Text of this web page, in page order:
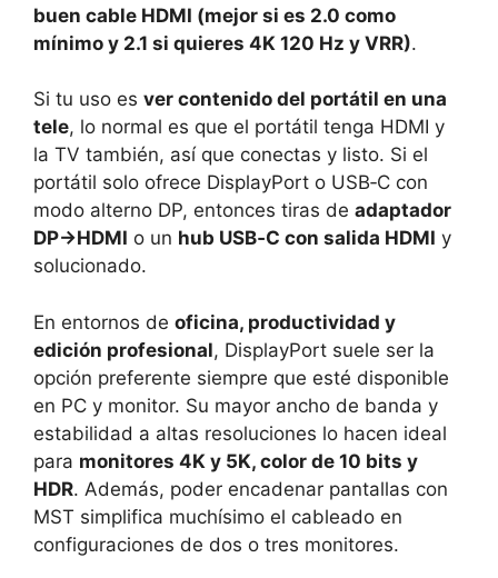
buen cable HDMI (mejor si es 2.0 como
mínimo y 2.1 si quieres 4K 120 Hz y VRR).
Si tu uso es ver contenido del portátil en una
tele, lo normal es que el portátil tenga HDMI y
la TV también, así que conectas y listo. Si el
portátil solo ofrece DisplayPort o USB‑C con
modo alterno DP, entonces tiras de adaptador
DP→HDMI o un hub USB‑C con salida HDMI y
solucionado.
En entornos de oficina, productividad y
edición profesional, DisplayPort suele ser la
opción preferente siempre que esté disponible
en PC y monitor. Su mayor ancho de banda y
estabilidad a altas resoluciones lo hacen ideal
para monitores 4K y 5K, color de 10 bits y
HDR. Además, poder encadenar pantallas con
MST simplifica muchísimo el cableado en
configuraciones de dos o tres monitores.